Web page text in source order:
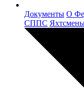
Документы О
СППС